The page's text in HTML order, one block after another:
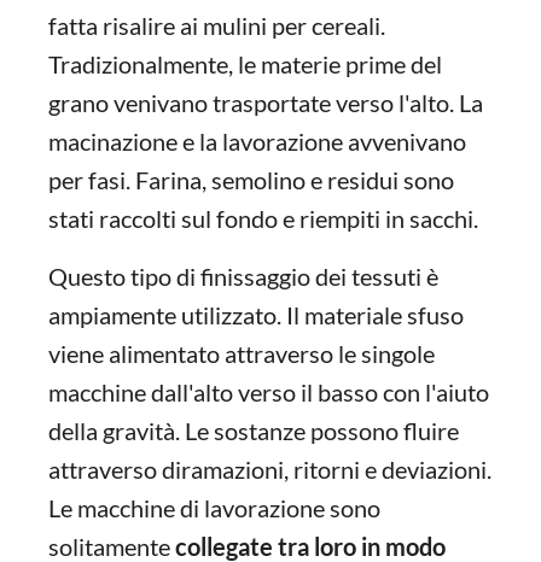
fatta risalire ai mulini per cereali.
Tradizionalmente, le materie prime del
grano venivano trasportate verso l'alto. La
macinazione e la lavorazione avvenivano
per fasi. Farina, semolino e residui sono
stati raccolti sul fondo e riempiti in sacchi.
Questo tipo di finissaggio dei tessuti è
ampiamente utilizzato. Il materiale sfuso
viene alimentato attraverso le singole
macchine dall'alto verso il basso con l'aiuto
della gravità. Le sostanze possono fluire
attraverso diramazioni, ritorni e deviazioni.
Le macchine di lavorazione sono
solitamentecollegate tra loro in modo